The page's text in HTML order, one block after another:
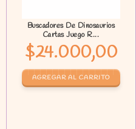
Buscadores De Dinosaurios
Cartas Juego R...
$24.000,00